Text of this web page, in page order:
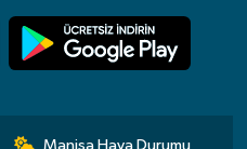
Manisa Hava Durumu